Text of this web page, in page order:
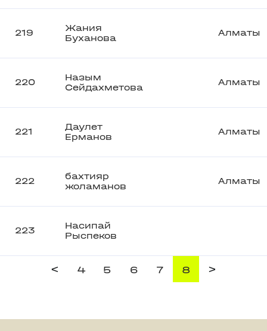
219
Жания
Буханова
Алматы
220
Назым
Сейдахметова
Алматы
221
Даулет
Ерманов
Алматы
222
бахтияр
жоламанов
Алматы
223
Насипай
Рыспеков
< 4 5 6 7 8 >